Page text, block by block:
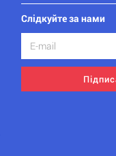
Слідкуйте за нами